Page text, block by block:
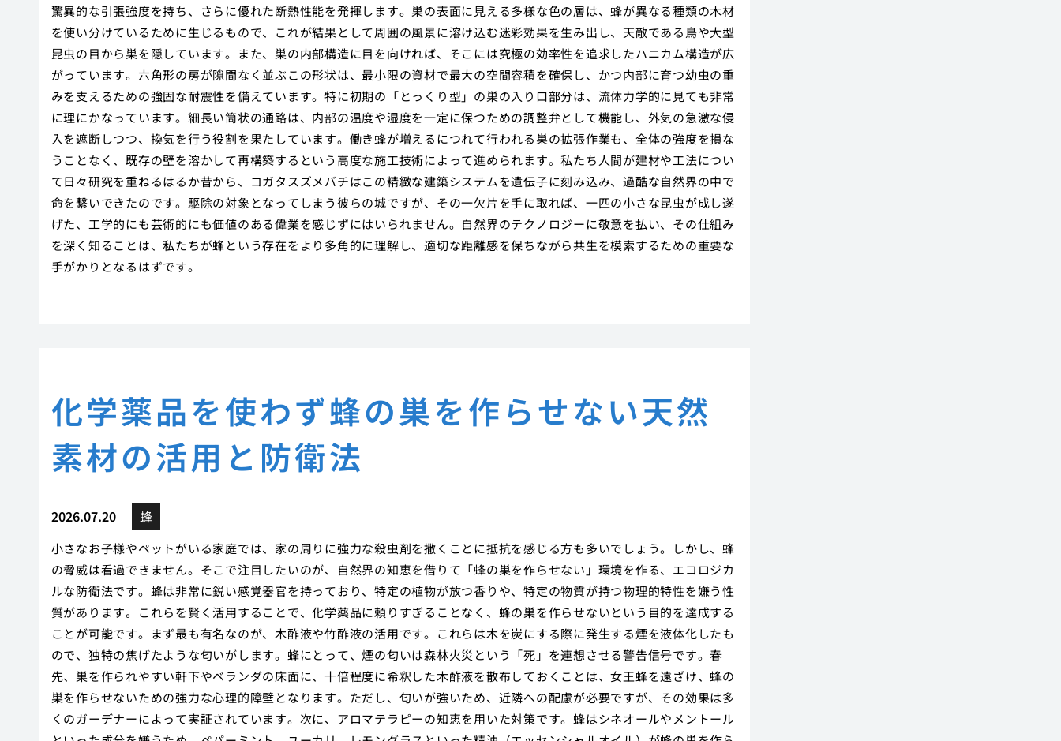
驚異的な引張強度を持ち、さらに優れた断熱性能を発揮します。巣の表面に見える多様な色の層は、蜂が異なる種類の木材
を使い分けているために生じるもので、これが結果として周囲の風景に溶け込む迷彩効果を生み出し、天敵である鳥や大型
昆虫の目から巣を隠しています。また、巣の内部構造に目を向ければ、そこには究極の効率性を追求したハニカム構造が広
がっています。六角形の房が隙間なく並ぶこの形状は、最小限の資材で最大の空間容積を確保し、かつ内部に育つ幼虫の重
みを支えるための強固な耐震性を備えています。特に初期の「とっくり型」の巣の入り口部分は、流体力学的に見ても非常
に理にかなっています。細長い筒状の通路は、内部の温度や湿度を一定に保つための調整弁として機能し、外気の急激な侵
入を遮断しつつ、換気を行う役割を果たしています。働き蜂が増えるにつれて行われる巣の拡張作業も、全体の強度を損な
うことなく、既存の壁を溶かして再構築するという高度な施工技術によって進められます。私たち人間が建材や工法につい
て日々研究を重ねるはるか昔から、コガタスズメバチはこの精緻な建築システムを遺伝子に刻み込み、過酷な自然界の中で
命を繋いできたのです。駆除の対象となってしまう彼らの城ですが、その一欠片を手に取れば、一匹の小さな昆虫が成し遂
げた、工学的にも芸術的にも価値のある偉業を感じずにはいられません。自然界のテクノロジーに敬意を払い、その仕組み
を深く知ることは、私たちが蜂という存在をより多角的に理解し、適切な距離感を保ちながら共生を模索するための重要な
手がかりとなるはずです。
化学薬品を使わず蜂の巣を作らせない天然
素材の活用と防衛法
2026.07.20 蜂
小さなお子様やペットがいる家庭では、家の周りに強力な殺虫剤を撒くことに抵抗を感じる方も多いでしょう。しかし、蜂
の脅威は看過できません。そこで注目したいのが、自然界の知恵を借りて「蜂の巣を作らせない」環境を作る、エコロジカ
ルな防衛法です。蜂は非常に鋭い感覚器官を持っており、特定の植物が放つ香りや、特定の物質が持つ物理的特性を嫌う性
質があります。これらを賢く活用することで、化学薬品に頼りすぎることなく、蜂の巣を作らせないという目的を達成する
ことが可能です。まず最も有名なのが、木酢液や竹酢液の活用です。これらは木を炭にする際に発生する煙を液体化したも
ので、独特の焦げたような匂いがします。蜂にとって、煙の匂いは森林火災という「死」を連想させる警告信号です。春
先、巣を作られやすい軒下やベランダの床面に、十倍程度に希釈した木酢液を散布しておくことは、女王蜂を遠ざけ、蜂の
巣を作らせないための強力な心理的障壁となります。ただし、匂いが強いため、近隣への配慮が必要ですが、その効果は多
くのガーデナーによって実証されています。次に、アロマテラピーの知恵を用いた対策です。蜂はシネオールやメントール